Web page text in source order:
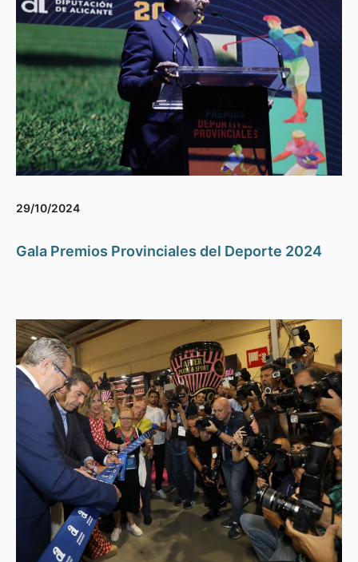
29/10/2024
Gala Premios Provinciales del Deporte 2024